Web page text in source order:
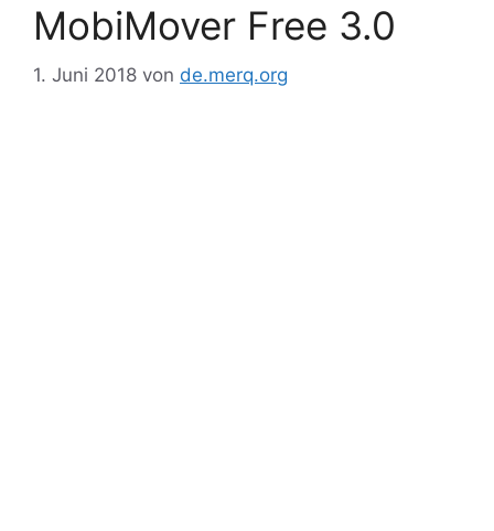
MobiMover Free 3.0
1. Juni 2018 von de.merq.org